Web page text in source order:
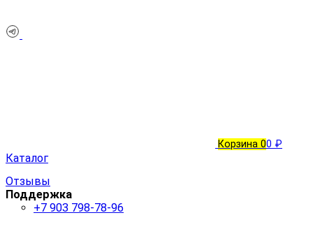
Корзина 00 ₽
Каталог
Отзывы
Поддержка
+7 903 798-78-96